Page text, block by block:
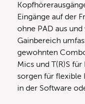
Eingänge auf der
ohne PAD aus
Gainbereich
gewohnten
Mics und T(R)S
sorgen für flexible
in der Software